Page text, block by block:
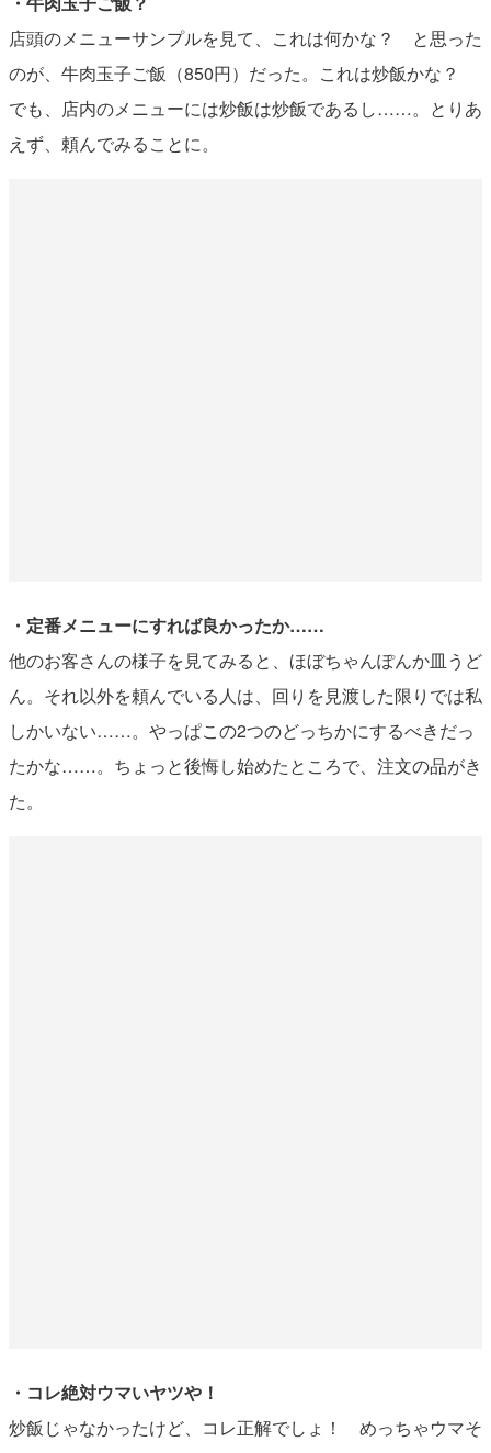
店頭のメニューサンプルを見て、これは何かな？ と思った
のが、牛肉玉子ご飯（850円）だった。これは炒飯かな？
でも、店内のメニューには炒飯は炒飯であるし……。とりあ
えず、頼んでみることに。
・定番メニューにすれば良かったか……
他のお客さんの様子を見てみると、ほぼちゃんぽんか皿うど
ん。それ以外を頼んでいる人は、回りを見渡した限りでは私
しかいない……。やっぱこの2つのどっちかにするべきだっ
たかな……。ちょっと後悔し始めたところで、注文の品がき
た。
・コレ絶対ウマいヤツや！
炒飯じゃなかったけど、コレ正解でしょ！ めっちゃウマそ